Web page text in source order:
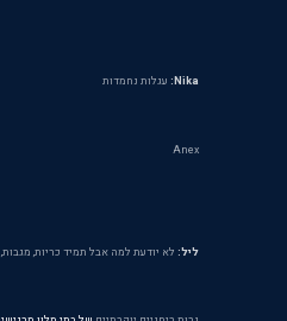
Nika: עגלות נחמדות
Anex
ליל: לא יודעת למה אבל תמיד כריות, מגבות,